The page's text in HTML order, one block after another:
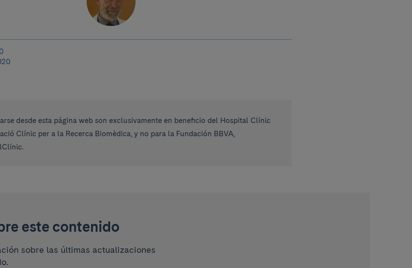
desde esta página web son exclusivamente en beneficio del Hospital Clínic
Clínic per a la Recerca Biomèdica, y no para la Fundación BBVA,
este contenido
sobre las últimas actualizaciones